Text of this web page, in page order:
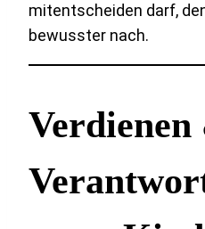
mitentscheiden darf,
bewusster nach.
Verdienen